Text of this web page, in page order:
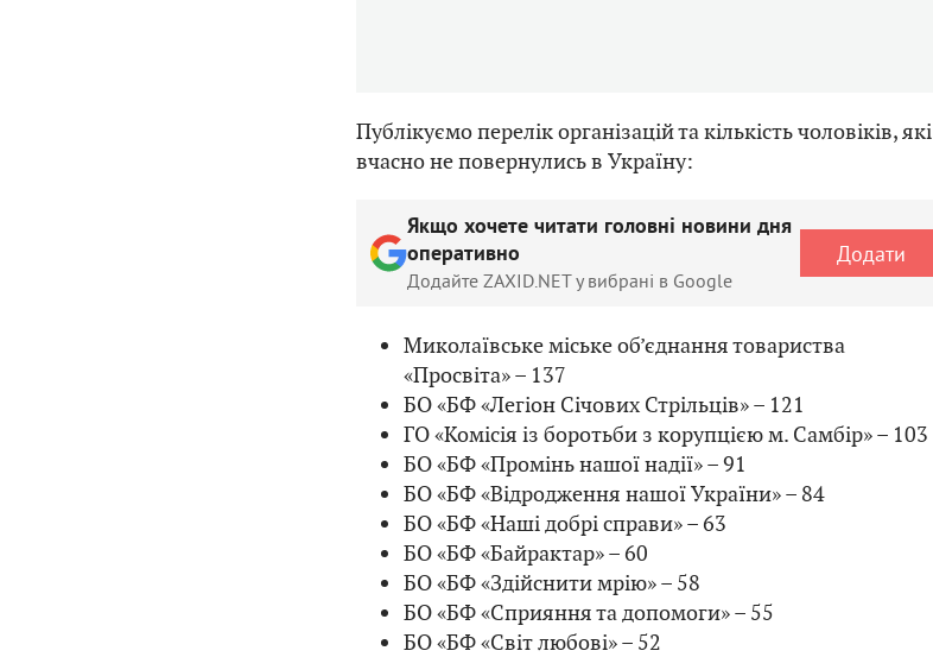
Публікуємо перелік організацій та кількість чоловіків, які
вчасно не повернулись в Україну:
Якщо хочете читати головні новини дня
оперативно
Додайте ZAXID.NET у вибрані в Google
Додати
Миколаївське міське об’єднання товариства
«Просвіта» – 137
БО «БФ «Легіон Січових Стрільців» – 121
ГО «Комісія із боротьби з корупцією м. Самбір» – 103
БО «БФ «Промінь нашої надії» – 91
БО «БФ «Відродження нашої України» – 84
БО «БФ «Наші добрі справи» – 63
БО «БФ «Байрактар» – 60
БО «БФ «Здійснити мрію» – 58
БО «БФ «Сприяння та допомоги» – 55
БО «БФ «Світ любові» – 52